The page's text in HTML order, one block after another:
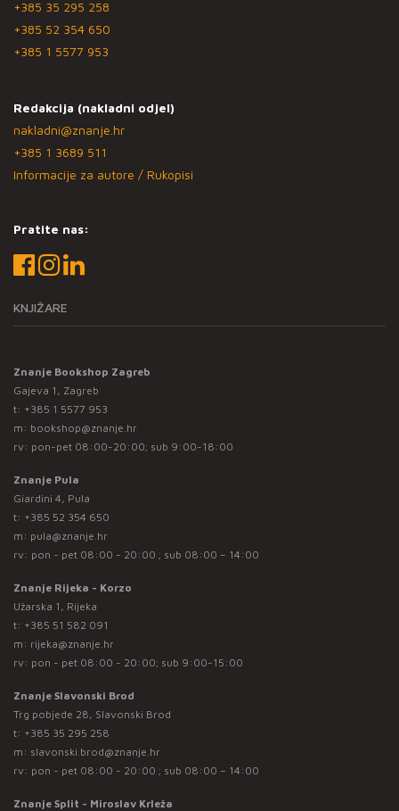
+385 35 295 258
+385 52 354 650
+385 1 5577 953
Redakcija (nakladni odjel)
nakladni@znanje.hr
+385 1 3689 511
Informacije za autore / Rukopisi
Pratite nas:
KNJIŽARE
Znanje Bookshop Zagreb
Gajeva 1, Zagreb
t: +385 1 5577 953
m: bookshop@znanje.hr
rv: pon-pet 08:00-20:00; sub 9:00-18:00
Znanje Pula
Giardini 4, Pula
t: +385 52 354 650
m: pula@znanje.hr
rv: pon - pet 08:00 - 20:00 ; sub 08:00 – 14:00
Znanje Rijeka - Korzo
Užarska 1, Rijeka
t: +385 51 582 091
m: rijeka@znanje.hr
rv: pon - pet 08:00 - 20:00; sub 9:00-15:00
Znanje Slavonski Brod
Trg pobjede 28, Slavonski Brod
t: +385 35 295 258
m: slavonski.brod@znanje.hr
rv: pon - pet 08:00 - 20:00 ; sub 08:00 – 14:00
Znanje Split - Miroslav Krleža